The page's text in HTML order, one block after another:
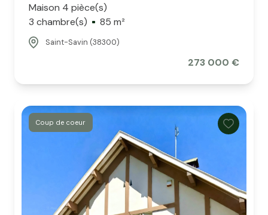
Maison 4 pièce(s)
3 chambre(s)
85 m²
Saint-Savin (38300)
273 000 €
Coup de coeur